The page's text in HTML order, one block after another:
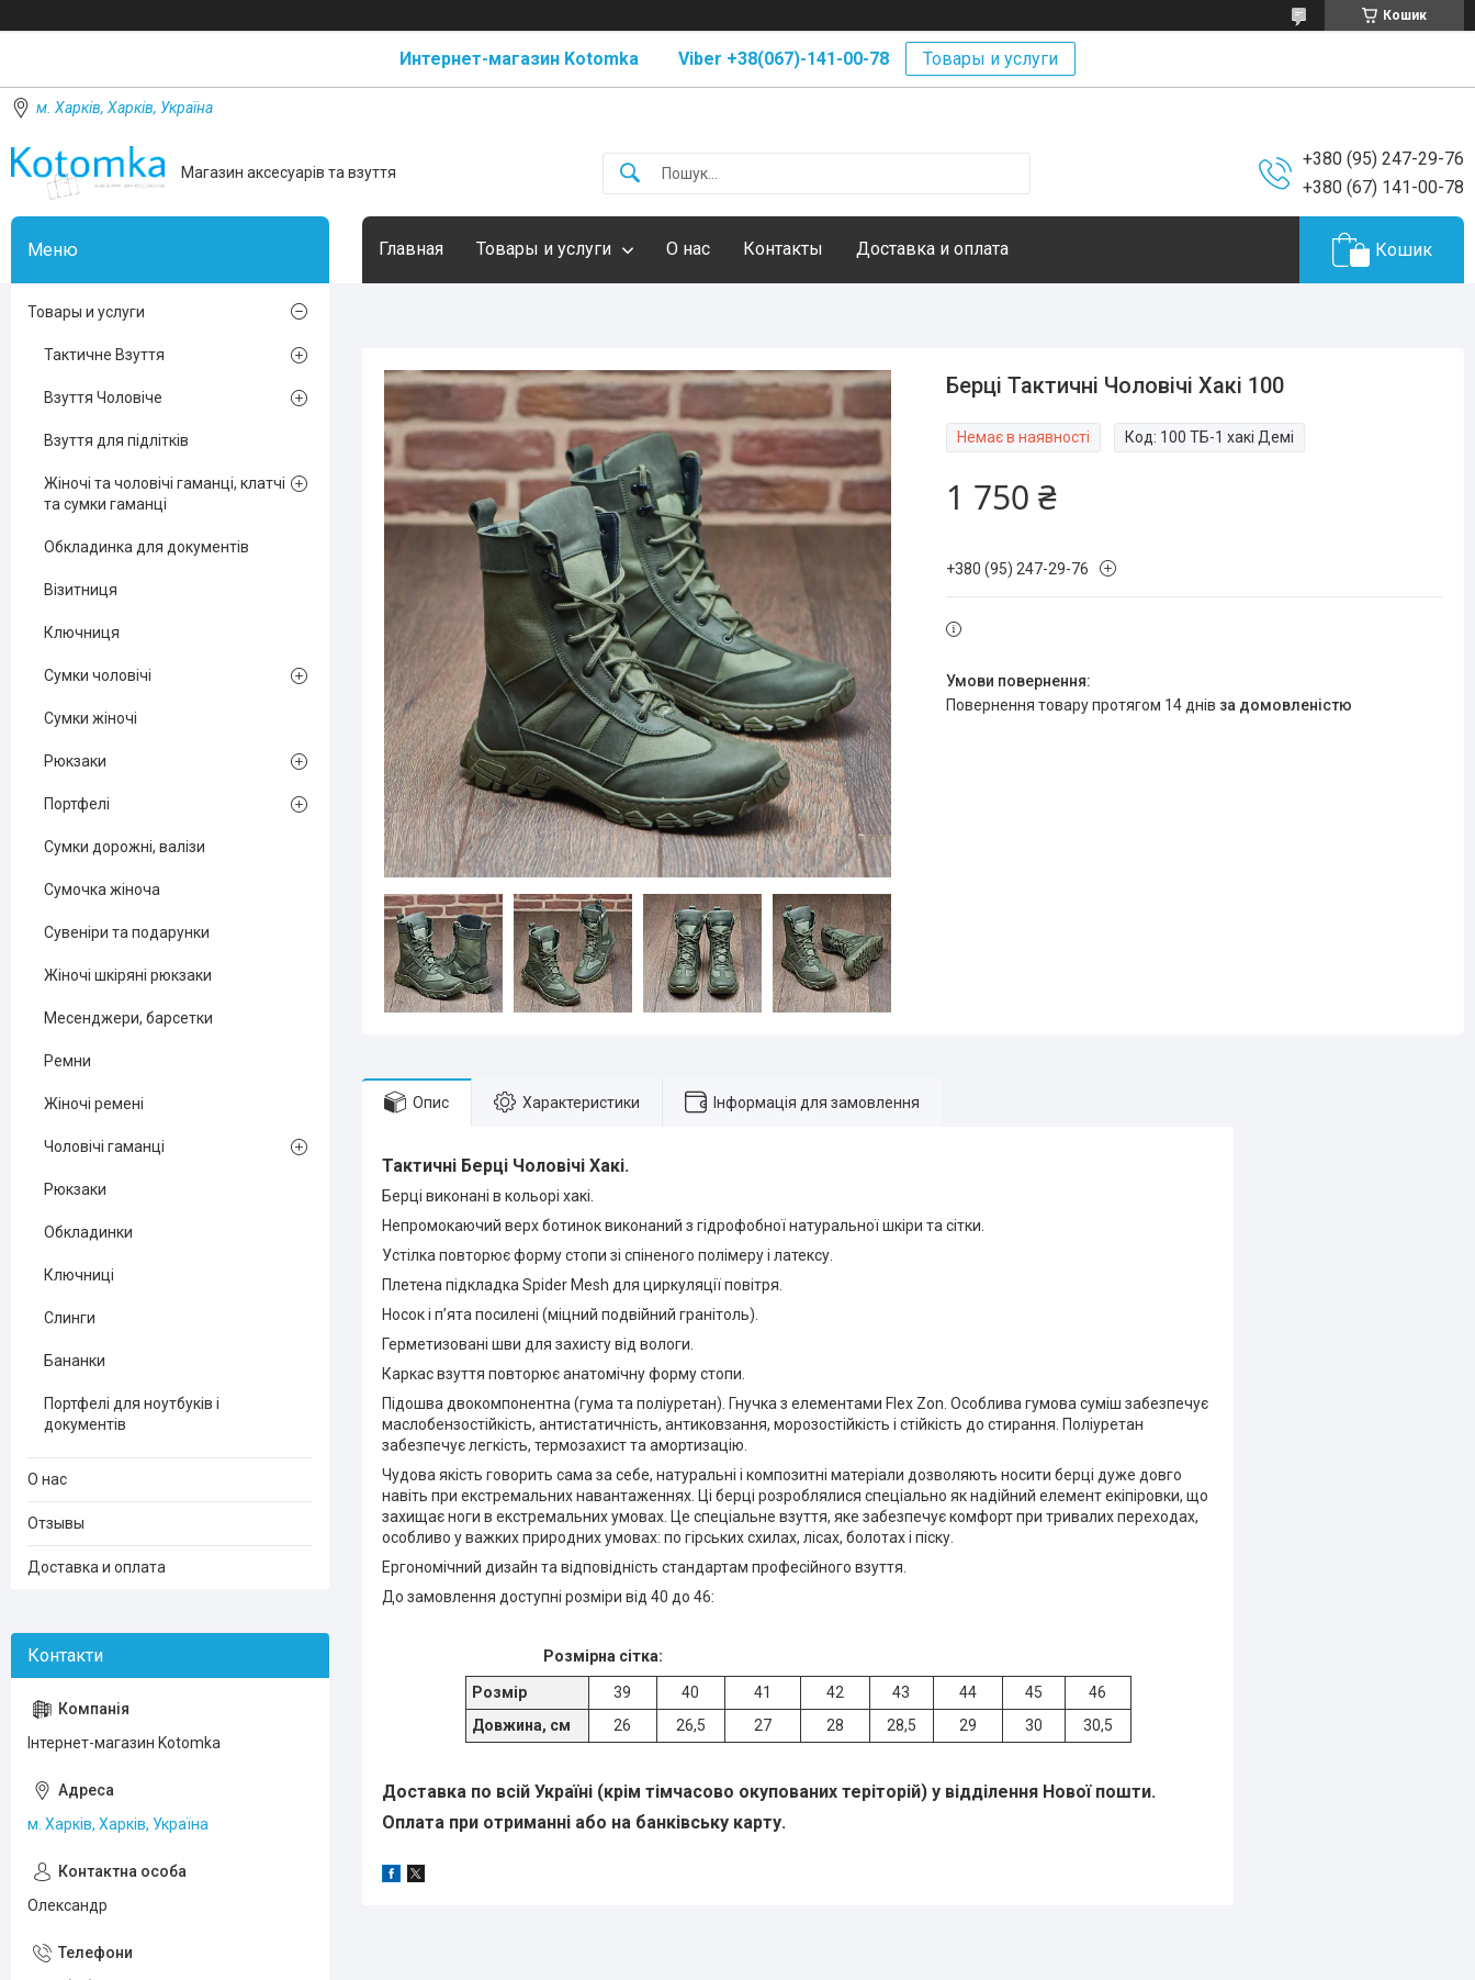
Кошик
Интернет-магазин Kotomka Viber +38(067)-141-00-78 Товары и услуги
м. Харків, Харків, Україна
Магазин аксесуарів та взуття
+380 (95) 247-29-76
+380 (67) 141-00-78
Главная Товары и услуги О нас Контакты Доставка и оплата Кошик
Берці Тактичні Чоловічі Хакі 100
Немає в наявності Код: 100 ТБ-1 хакі Демі
1 750 ₴
+380 (95) 247-29-76
повернення товару протягом 14 днів за домовленістю
Опис Характеристики Інформація для замовлення
Тактичні Берці Чоловічі Хакі.
Берці виконані в кольорі хакі.
Непромокаючий верх ботинок виконаний з гідрофобної натуральної шкіри та сітки.
Устілка повторює форму стопи зі спіненого полімеру і латексу.
Плетена підкладка Spider Mesh для циркуляції повітря.
Носок і п’ята посилені (міцний подвійний гранітоль).
Герметизовані шви для захисту від вологи.
Каркас взуття повторює анатомічну форму стопи.
Підошва двокомпонентна (гума та поліуретан). Гнучка з елементами Flex Zon. Особлива гумова суміш забезпечує
маслобензостійкість, антистатичність, антиковзання, морозостійкість і стійкість до стирання. Поліуретан
забезпечує легкість, термозахист та амортизацію.
Чудова якість говорить сама за себе, натуральні і композитні матеріали дозволяють носити берці дуже довго
навіть при екстремальних навантаженнях. Ці берці розроблялися спеціально як надійний елемент екіпіровки, що
захищає ноги в екстремальних умовах. Це спеціальне взуття, яке забезпечує комфорт при тривалих переходах,
особливо у важких природних умовах: по гірських схилах, лісах, болотах і піску.
Ергономічний дизайн та відповідність стандартам професійного взуття.
До замовлення доступні розміри від 40 до 46:
Розмірна сітка:
Розмір 39 40 41 42 43 44 45
46
Довжина, см
26 26,5 27 28 28,5 29 30 30,5
Доставка по всій Україні (крім тімчасово окупованих теріторій) у відділення Нової пошти.
Оплата при отриманні або на банківську карту.
Товары и услуги
Тактичне Взуття
Взуття Чоловіче
Взуття для підлітків
Жіночі та чоловічі гаманці, клатчі
та сумки гаманці
Обкладинка для документів
Візитниця
Ключниця
Сумки чоловічі
Сумки жіночі
Рюкзаки
Портфелі
Сумки дорожні, валізи
Сумочка жіноча
Сувеніри та подарунки
Жіночі шкіряні рюкзаки
Месенджери, барсетки
Ремни
Жіночі ремені
Чоловічі гаманці
Рюкзаки
Обкладинки
Ключниці
Слинги
Бананки
Портфелі для ноутбуків і
документів
О нас
Отзывы
Доставка и оплата
Інтернет-магазин Kotomka
м. Харків, Харків, Україна
Олександр